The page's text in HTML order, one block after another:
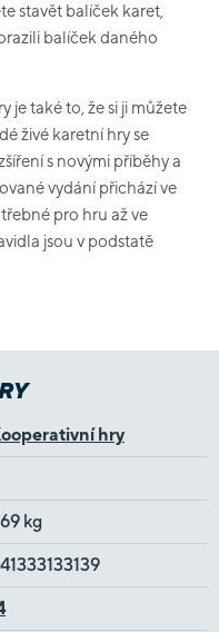
stavět balíček karet,
balíček daného
je také to, že si ji můžete
živé karetní hry se
s novými příběhy a
vydání přichází ve
pro hru až ve
jsou v podstatě
hry
kg